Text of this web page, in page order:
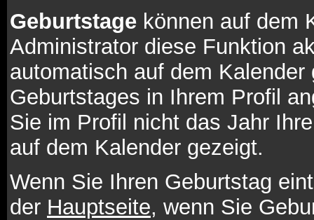
Geburtstage können auf dem
Administrator diese Funktion
automatisch auf dem
Geburtstages in Ihrem Profil
Sie im Profil nicht das Jahr
auf dem Kalender gezeigt.
Wenn Sie Ihren Geburtstag
der Hauptseite, wenn Sie